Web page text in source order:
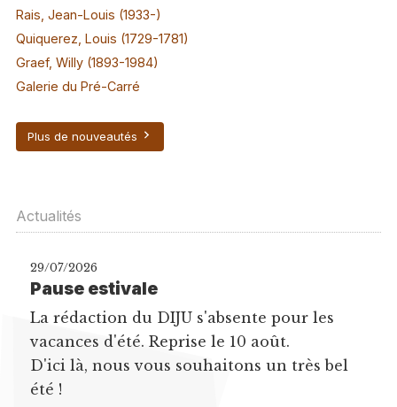
Rais, Jean-Louis (1933-)
Quiquerez, Louis (1729-1781)
Graef, Willy (1893-1984)
Galerie du Pré-Carré
Plus de nouveautés
Actualités
29/07/2026
Pause estivale
La rédaction du DIJU s'absente pour les
vacances d'été. Reprise le 10 août.
D'ici là, nous vous souhaitons un très bel
été !